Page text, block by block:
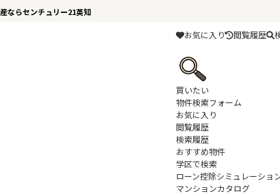
ならセンチュリー21英知
お気に入り 閲覧履歴
買いたい
物件検索フォーム
お気に入り
閲覧履歴
検索履歴
おすすめ物件
学区で検索
ローン控除シミュレーショ
マンションカタログ
不動産売却査定実績 千葉市若
建｜不動産売却査定を承りました。